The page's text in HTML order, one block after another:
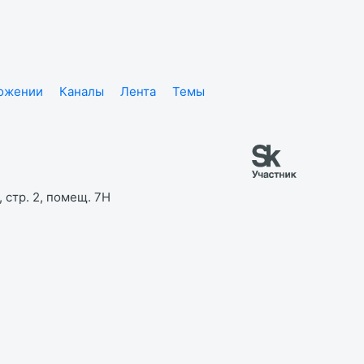
Каналы Лента
Темы
стр. 2, помещ. 7Н